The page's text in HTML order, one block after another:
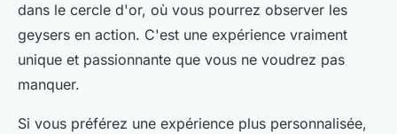
dans le cercle d'or, où vous pourrez observer les
geysers en action. C'est une expérience vraiment
unique et passionnante que vous ne voudrez pas
manquer.
Si vous préférez une expérience plus personnalisée,